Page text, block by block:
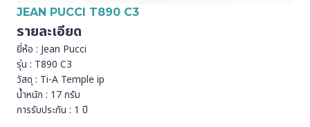
JEAN PUCCI T890 C3
รายละเอียด
ยี่ห้อ : Jean Pucci
รุ่น : T890 C3
วัสดุ : Ti-A Temple ip
น้ำหนัก : 17 กรัม
การรับประกัน : 1 ปี